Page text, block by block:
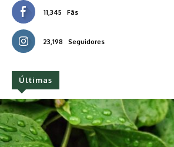
11,345 Fãs
23,198 Seguidores
Últimas